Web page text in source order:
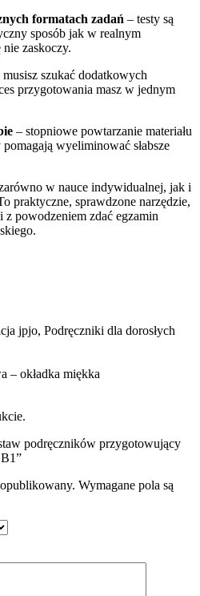
formatach zadań – testy są
sposób jak w realnym
zaskoczy.
musisz szukać dodatkowych
przygotowania masz w jednym
– stopniowe powtarzanie materiału
wyeliminować słabsze
w nauce indywidualnej, jak i
praktyczne, sprawdzone narzędzie,
z powodzeniem zdać egzamin
jpjo, Podręczniki dla dorosłych
– okładka miękka
podręczników przygotowujący
Wymagane pola są